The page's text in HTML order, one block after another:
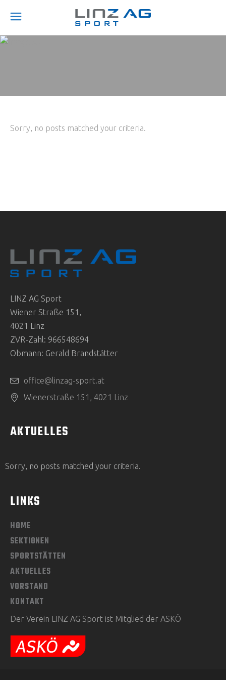
Sorry, no posts matched your criteria.
LINZ AG Sport
Wiener Straße 151,
4021 Linz
ZVR-Zahl: 966548694
Obmann: Gerald Brandstätter
office@linzag-sport.at
Wienerstraße 151, 4021 Linz
AKTUELLES
Sorry, no posts matched your criteria.
LINKS
HOME
SEKTIONEN
SPORTSTÄTTEN
AKTUELLES
VORSTAND
KONTAKT
Der Verein LINZ AG Sport ist Mitglied der ASKÖ